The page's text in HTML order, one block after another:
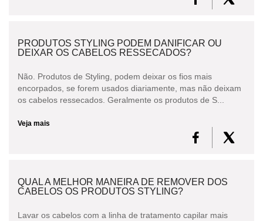
PRODUTOS STYLING PODEM DANIFICAR OU
DEIXAR OS CABELOS RESSECADOS?
Não. Produtos de Styling, podem deixar os fios mais
encorpados, se forem usados diariamente, mas não deixam
os cabelos ressecados. Geralmente os produtos de S...
Veja mais
QUAL A MELHOR MANEIRA DE REMOVER DOS
CABELOS OS PRODUTOS STYLING?
Lavar os cabelos com a linha de tratamento capilar mais